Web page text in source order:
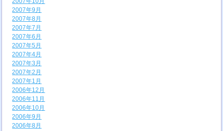
2007年9月
2007年8月
2007年7月
2007年6月
2007年5月
2007年4月
2007年3月
2007年2月
2007年1月
2006年12月
2006年11月
2006年10月
2006年9月
2006年8月